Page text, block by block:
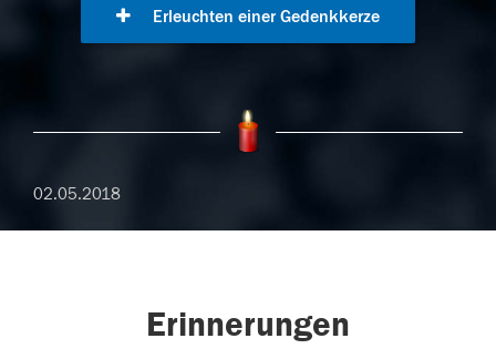
Erleuchten einer Gedenkkerze
02.05.2018
Erinnerungen